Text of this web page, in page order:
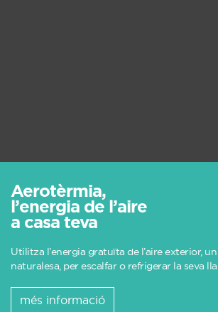
Aerotèrmia,
l’energia de l’aire
a casa teva
Utilitza l’energia gratuïta de l’aire exterior,
naturalesa, per escalfar o refrigerar la seva
més informació